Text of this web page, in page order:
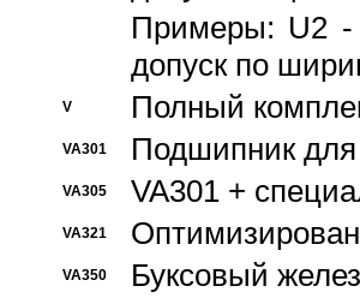
Примеры: U2
допуск по
V Полный
VA301 Подшипник для
VA305 VA301 +
VA321
VA350 Буксовый